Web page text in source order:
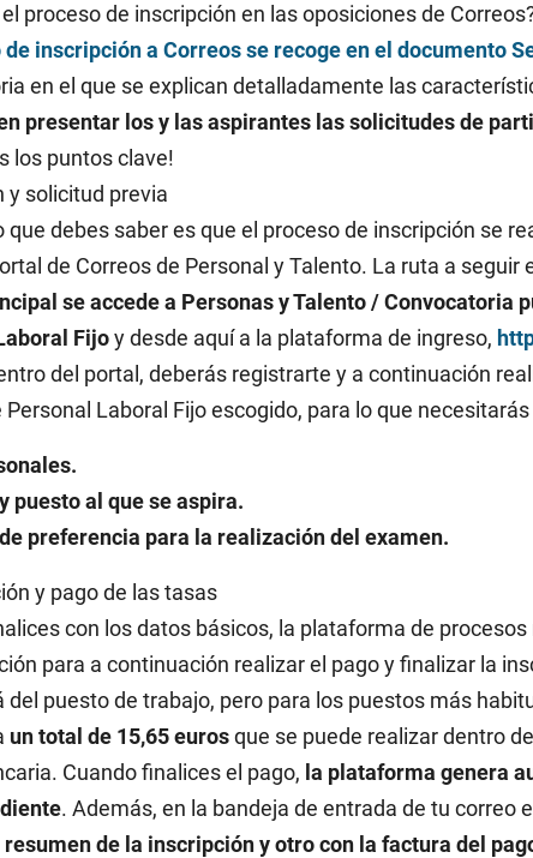
proceso de inscripción en las oposiciones de
de inscripción a Correos se recoge en el documento
en el que se explican detalladamente las
presentar los y las aspirantes las solicitudes de
los puntos clave!
y solicitud previa
que debes saber es que el proceso de inscripción se
de Correos de Personal y Talento. La ruta a seguir
se accede a Personas y Talento / Convocatoria
Fijoy desde aquí a la plataforma de ingreso,
del portal, deberás registrarte y a continuación
Personal Laboral Fijo escogido, para lo que necesitarás
puesto al que se aspira.
preferencia para la realización del examen.
y pago de las tasas
con los datos básicos, la plataforma de
para a continuación realizar el pago y finalizar la
del puesto de trabajo, pero para los puestos más
un total de 15,65 eurosque se puede realizar dentro
Cuando finalices el pago, la plataforma genera
. Además, en la bandeja de entrada de tu correo
resumen de la inscripción y otro con la factura del